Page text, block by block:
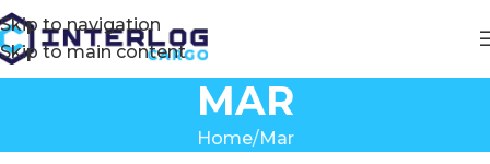
Skip to navigation
Skip to main content
MAR
Home Mar